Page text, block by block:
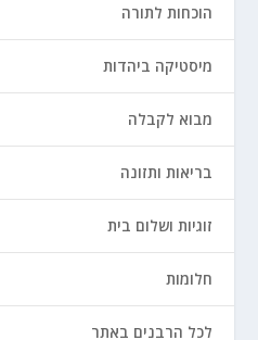
הוכחות לתורה
מיסטיקה ביהדות
מבוא לקבלה
בריאות ותזונה
זוגיות ושלום בית
חלומות
לכל הרבנים באתר